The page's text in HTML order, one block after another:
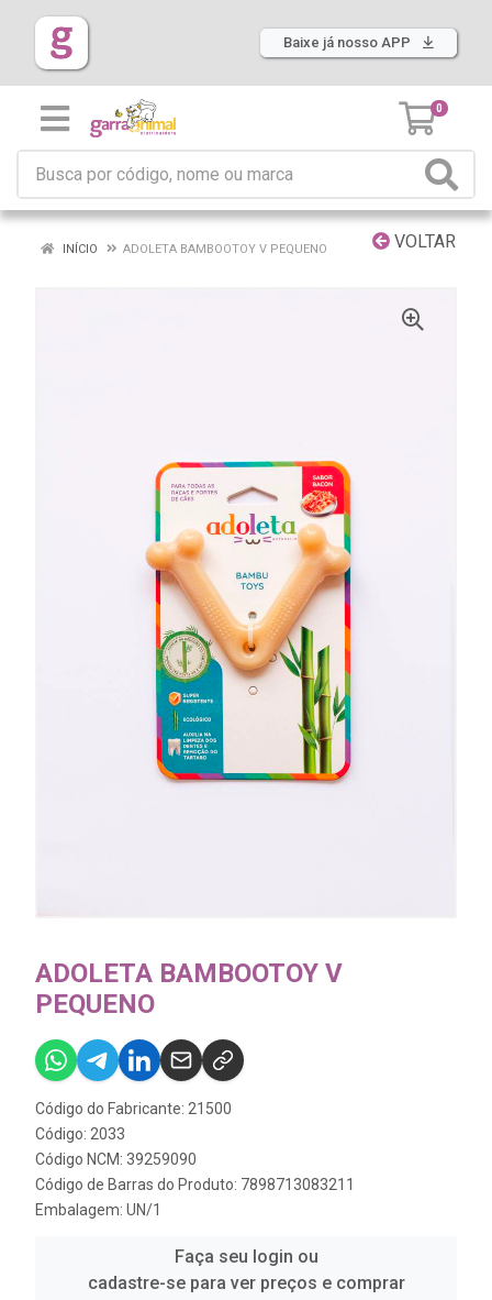
Baixe já nosso APP
0
VOLTAR
INÍCIO ADOLETA BAMBOOTOY V PEQUENO
ADOLETA BAMBOOTOY V
PEQUENO
Código do Fabricante: 21500
Código: 2033
Código NCM: 39259090
Código de Barras do Produto: 7898713083211
Embalagem: UN/1
Faça seu login ou
cadastre-se para ver preços e comprar